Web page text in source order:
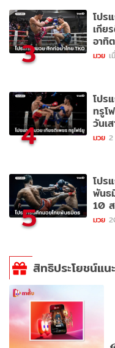
3
โปร
เกีย
อาทิ
มวย เ
4
โปร
ทรูโ
วันเ
มวย 2
5
โปร
พันธ
10
มวย
สิทธิประโยชน์แน